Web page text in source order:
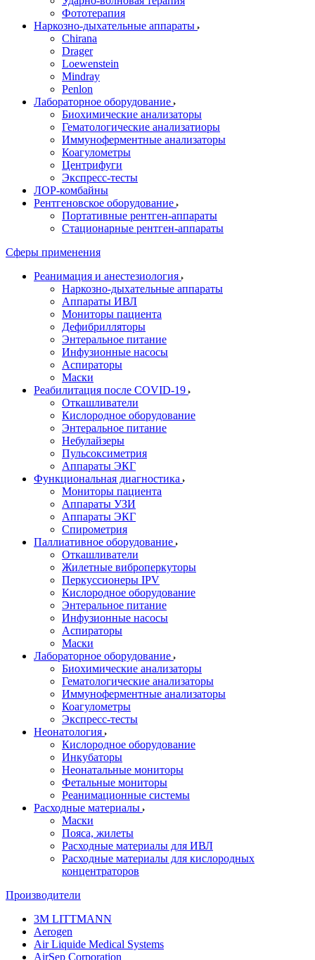
Фототерапия
Наркозно-дыхательные аппараты
Chirana
Drager
Loewenstein
Mindray
Penlon
Лабораторное оборудование
Биохимические анализаторы
Гематологические анализатиоры
Иммуноферментные анализаторы
Коагулометры
Центрифуги
Экспресс-тесты
ЛОР-комбайны
Рентгеновское оборудование
Портативные рентген-аппараты
Стационарные рентген-аппараты
Сферы применения
Реанимация и анестезиология
Наркозно-дыхательные аппараты
Аппараты ИВЛ
Мониторы пациента
Дефибрилляторы
Энтеральное питание
Инфузионные насосы
Аспираторы
Маски
Реабилитация после COVID-19
Откашливатели
Кислородное оборудование
Энтеральное питание
Небулайзеры
Пульсоксиметрия
Аппараты ЭКГ
Функциональная диагностика
Мониторы пациента
Аппараты УЗИ
Аппараты ЭКГ
Спирометрия
Паллиативное оборудование
Откашливатели
Жилетные виброперкуторы
Перкуссионеры IPV
Кислородное оборудование
Энтеральное питание
Инфузионные насосы
Аспираторы
Маски
Лабораторное оборудование
Биохимические анализаторы
Гематологические анализаторы
Иммуноферментные анализаторы
Коагулометры
Экспресс-тесты
Неонатология
Кислородное оборудование
Инкубаторы
Неонатальные мониторы
Фетальные мониторы
Реанимационные системы
Расходные материалы
Маски
Пояса, жилеты
Расходные материалы для ИВЛ
Расходные материалы для кислородных
концентраторов
Производители
3M LITTMANN
Aerogen
Air Liquide Medical Systems
AirSep Corporation